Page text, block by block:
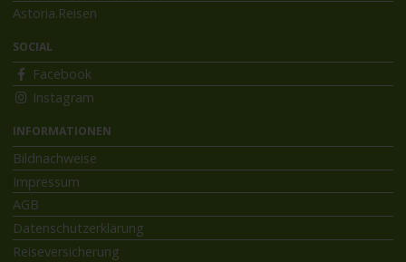
Astoria.Reisen
SOCIAL
Facebook
Instagram
INFORMATIONEN
Bildnachweise
Impressum
AGB
Datenschutzerklärung
Reiseversicherung